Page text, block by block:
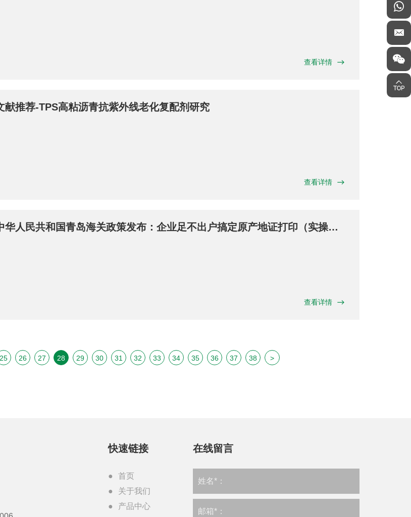
查看详情
献推荐-TPS高粘沥青抗紫外线老化复配剂研究
查看详情
华人民共和国青岛海关政策发布：企业足不出户搞定原产地证打印（实操
查看详情
25 26 27 28 29 30 31 32 33 34 35 36 37 38 >
快速链接
首页
关于我们
产品中心
在线留言